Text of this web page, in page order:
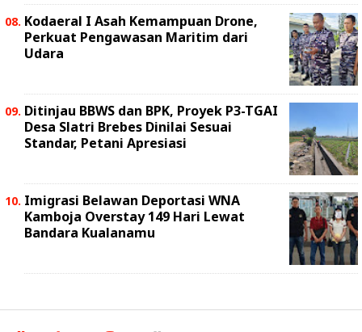
Kodaeral I Asah Kemampuan Drone,
Perkuat Pengawasan Maritim dari
Udara
Ditinjau BBWS dan BPK, Proyek P3-TGAI
Desa Slatri Brebes Dinilai Sesuai
Standar, Petani Apresiasi
Imigrasi Belawan Deportasi WNA
Kamboja Overstay 149 Hari Lewat
Bandara Kualanamu